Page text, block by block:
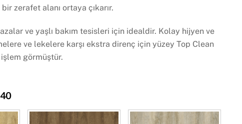
zerafet alanı ortaya çıkarır.
ve yaşlı bakım tesisleri için idealdir. Kolay hijyen ve
ve lekelere karşı ekstra direnç için yüzey Top Clean
görmüştür.